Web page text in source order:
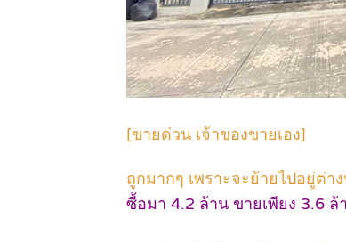
[ขายด่วน เจ้าของขายเอง]
ถูกมากๆ เพราะจะย้ายไปอยู่ต่า
ซื้อมา 4.2 ล้าน ขายเพียง 3.6 ล้